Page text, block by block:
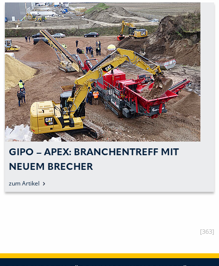
GIPO – APEX: BRANCHENTREFF MIT
NEUEM BRECHER
zum Artikel
[363]